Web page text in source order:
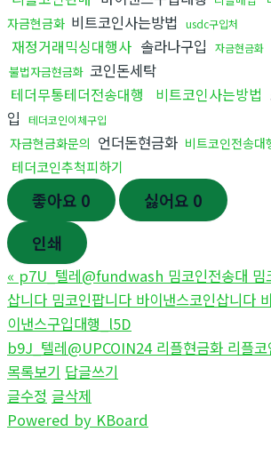
자금현금화 비트코인사는방법 usdc구입처
재정거래믹싱대행사 솔라나구입 자금현금화
불법자금현금화 코인돈세탁
테더무통테더전송대행
비트코인사는방법
입
테더코인이체구입
자금현금화문의 언더돈현금화 비트코인전송대
테더코인추척피하기
좋아요 0 싫어요 0
인쇄
« p7U_텔레@fundwash 밈코인전송대 밈
삽니다 밈코인팝니다 바이낸스코인삽니다
이낸스구입대행_l5D
b9J_텔레@UPCOIN24 리플현금화 리플
목록보기 답글쓰기
글수정 글삭제
Powered by KBoard